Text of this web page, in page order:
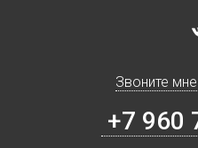
Звоните мне
+7 960